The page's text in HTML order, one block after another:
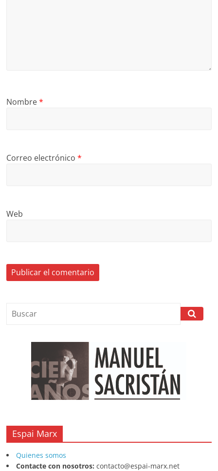
Nombre*
Correo electrónico*
Web
Espai Marx
Quienes somos
Contacte con nosotros: contacto@espai-marx.net